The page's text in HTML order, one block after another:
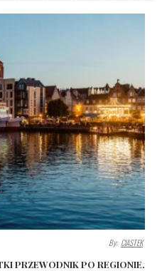
By: CIASTEK
PRZEWODNIK PO REGIONIE.